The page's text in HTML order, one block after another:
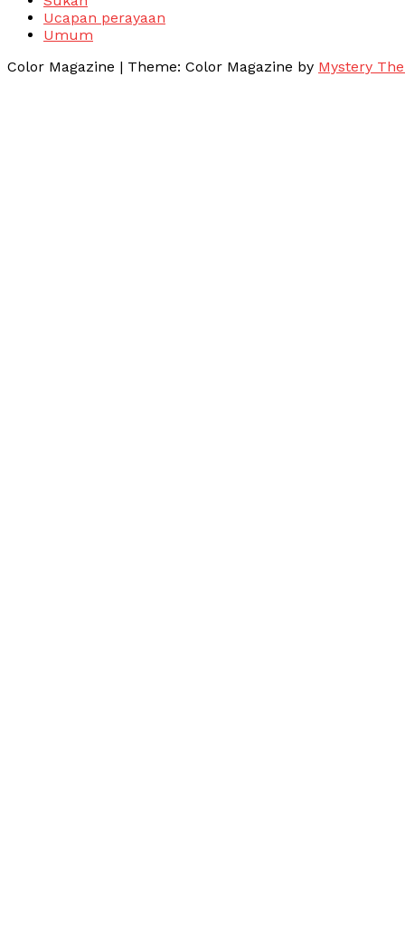
Ucapan perayaan
Umum
Color Magazine | Theme: Color Magazine by Mystery